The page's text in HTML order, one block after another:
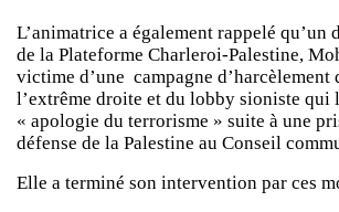
L’animatrice a également rappelé qu’un
de la Plateforme Charleroi-Palestine,
victime d’une campagne d’harcèlement
l’extrême droite et du lobby sioniste qui
« apologie du terrorisme » suite à une
défense de la Palestine au Conseil
Elle a terminé son intervention par ces